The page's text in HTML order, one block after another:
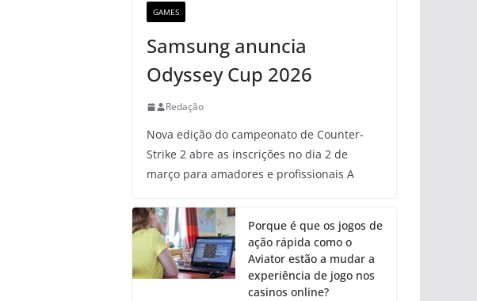
GAMES
Samsung anuncia
Odyssey Cup 2026
Redação
Nova edição do campeonato de Counter-
Strike 2 abre as inscrições no dia 2 de
março para amadores e profissionais A
Porque é que os jogos de
ação rápida como o
Aviator estão a mudar a
experiência de jogo nos
casinos online?